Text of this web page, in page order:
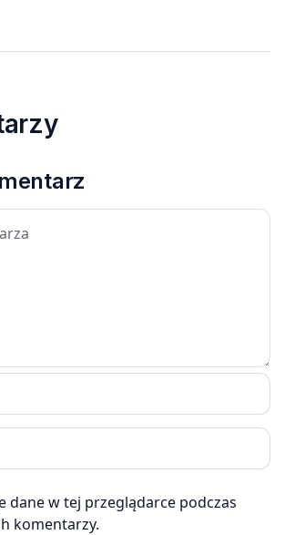
dane w tej przeglądarce podczas
komentarzy.